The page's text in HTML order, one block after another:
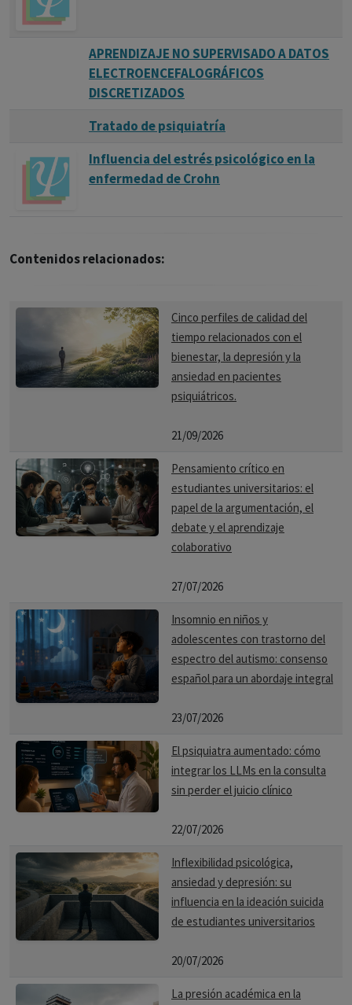
APRENDIZAJE NO SUPERVISADO A DATOS
ELECTROENCEFALOGRÁFICOS
DISCRETIZADOS
Tratado de psiquiatría
Influencia del estrés psicológico en la
enfermedad de Crohn
Contenidos relacionados:
Cinco perfiles de calidad del
tiempo relacionados con el
bienestar, la depresión y la
ansiedad en pacientes
psiquiátricos.
21/09/2026
Pensamiento crítico en
estudiantes universitarios: el
papel de la argumentación, el
debate y el aprendizaje
colaborativo
27/07/2026
Insomnio en niños y
adolescentes con trastorno del
espectro del autismo: consenso
español para un abordaje integral
23/07/2026
El psiquiatra aumentado: cómo
integrar los LLMs en la consulta
sin perder el juicio clínico
22/07/2026
Inflexibilidad psicológica,
ansiedad y depresión: su
influencia en la ideación suicida
de estudiantes universitarios
20/07/2026
La presión académica en la